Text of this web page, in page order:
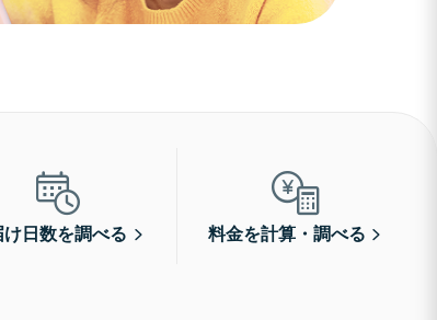
け日数を調べる 料金を計算・調べる